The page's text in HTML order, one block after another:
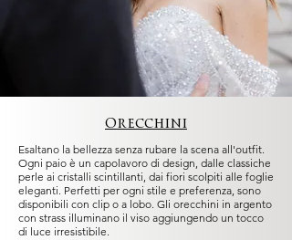
Orecchini
Esaltano la bellezza senza rubare la scena all'outfit.
Ogni paio è un capolavoro di design, dalle classiche
perle ai cristalli scintillanti, dai fiori scolpiti alle foglie
eleganti. Perfetti per ogni stile e preferenza, sono
disponibili con clip o a lobo. Gli orecchini in argento
con strass illuminano il viso aggiungendo un tocco
di luce irresistibile.